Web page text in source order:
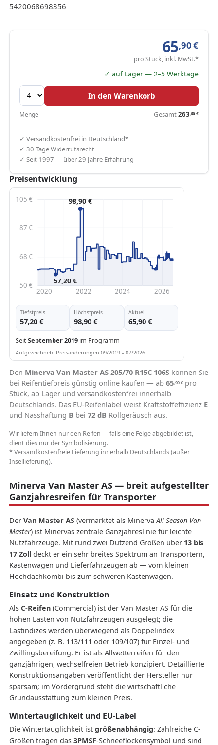
5420068698356
65,90€
pro Stück, inkl. MwSt.*
✓ auf Lager — 2–5 Werktage
In den Warenkorb
Menge Gesamt263,60€
✓ Versandkostenfrei in Deutschland*
✓ 30 Tage Widerrufsrecht
✓ Seit 1997 — über 29 Jahre Erfahrung
Preisentwicklung
50 €
68 €
87 €
105 €
2020 2022 2024 2026
98,90 €
57,20 €
Tiefstpreis
57,20 €
Höchstpreis
98,90 €
Aktuell
65,90 €
SeitSeptember 2019 im Programm
Aufgezeichnete Preisänderungen 09/2019 – 07/2026.
Den Minerva Van Master AS 205/70 R15C 106S können Sie
bei Reifentiefpreis günstig online kaufen — ab 65,90€ pro
Stück, ab Lager und versandkostenfrei innerhalb
Deutschlands. Das EU-Reifenlabel weist Kraftstoffeffizienz E
und Nasshaftung B bei 72 dB Rollgeräusch aus.
Wir liefern Ihnen nur den Reifen — falls eine Felge abgebildet ist,
dient dies nur der Symbolisierung.
* Versandkostenfreie Lieferung innerhalb Deutschlands (außer
Insellieferung).
Minerva Van Master AS — breit aufgestellter
Ganzjahresreifen für Transporter
Der Van Master AS (vermarktet als MinervaAll Season Van
Master) ist Minervas zentrale Ganzjahreslinie für leichte
Nutzfahrzeuge. Mit rund zwei Dutzend Größen über 13 bis
17 Zoll deckt er ein sehr breites Spektrum an Transportern,
Kastenwagen und Lieferfahrzeugen ab — vom kleinen
Hochdachkombi bis zum schweren Kastenwagen.
Einsatz und Konstruktion
Als C-Reifen (Commercial) ist der Van Master AS für die
hohen Lasten von Nutzfahrzeugen ausgelegt; die
Lastindizes werden überwiegend als Doppelindex
angegeben (z. B. 113/111 oder 109/107) für Einzel- und
Zwillingsbereifung. Er ist als Allwetterreifen für den
ganzjährigen, wechselfreien Betrieb konzipiert. Detaillierte
Konstruktionsangaben veröffentlicht der Hersteller nur
sparsam; im Vordergrund steht die wirtschaftliche
Grundausstattung zum kleinen Preis.
Wintertauglichkeit und EU-Label
Die Wintertauglichkeit ist größenabhängig: Zahlreiche C-
Größen tragen das 3PMSF-Schneeflockensymbol und sind